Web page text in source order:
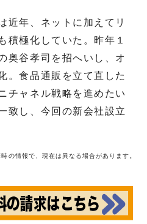
年、ネットに加えてリ
積極化していた。昨年１
奥谷孝司を招へいし、オ
。食品通販を立て直した
チャネル戦略を進めたい
致し、今回の新会社設立
の情報で、現在は異なる場合があります。